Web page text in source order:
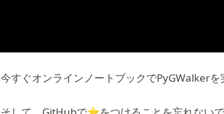
今すぐオンラインノートブックでPyGWalkerを